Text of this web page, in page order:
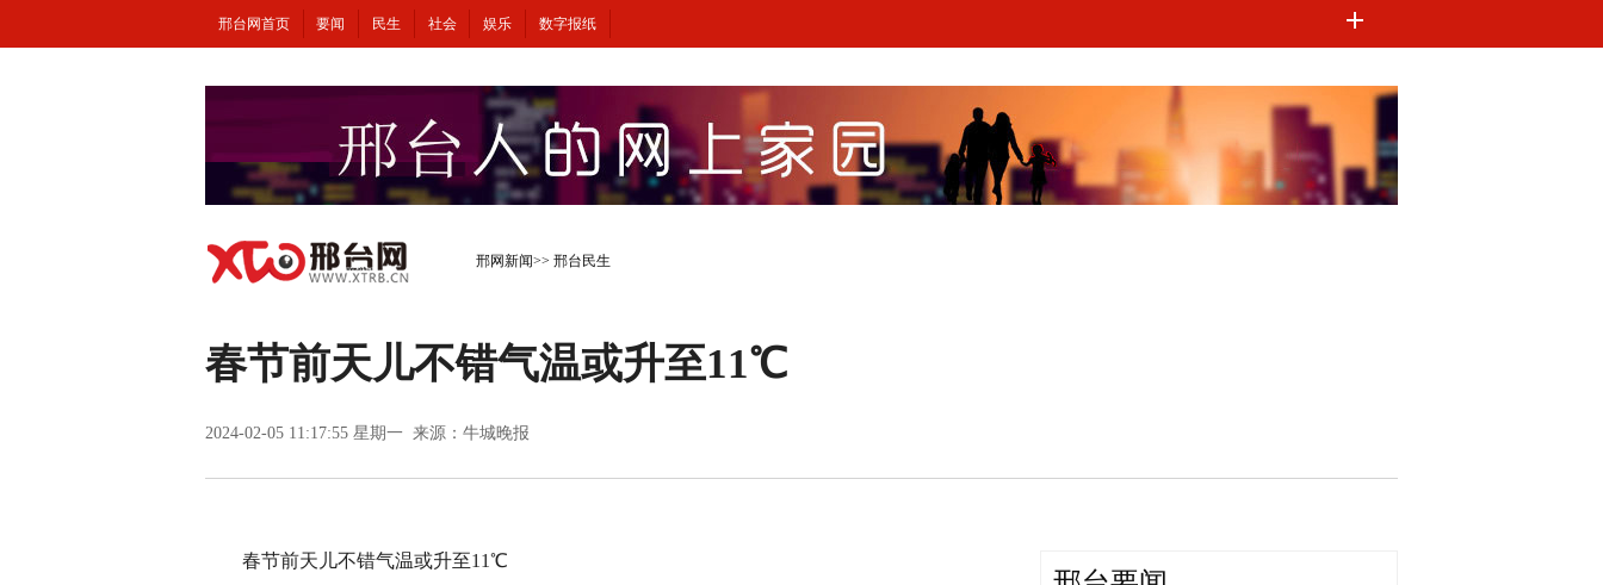
邢台网首页 要闻 民生 社会 娱乐 数字报纸
邢网新闻>> 邢台民生
春节前天儿不错气温或升至11℃
2024-02-05 11:17:55 星期一 来源：牛城晚报
春节前天儿不错气温或升至11℃